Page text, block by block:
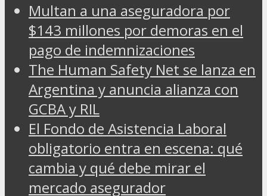
Multan a una aseguradora por
$143 millones por demoras en el
pago de indemnizaciones
The Human Safety Net se lanza en
Argentina y anuncia alianza con
GCBA y RIL
El Fondo de Asistencia Laboral
obligatorio entra en escena: qué
cambia y qué debe mirar el
mercado asegurador